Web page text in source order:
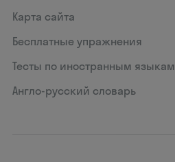
Карта сайта
Бесплатные упражнения
Тесты по иностранным языкам
Англо-русский словарь